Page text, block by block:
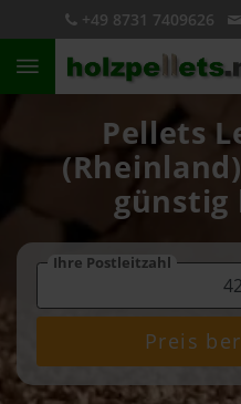
+49 8731 7409626
Pellets
günstig
Ihre Postleitzahl
Preis